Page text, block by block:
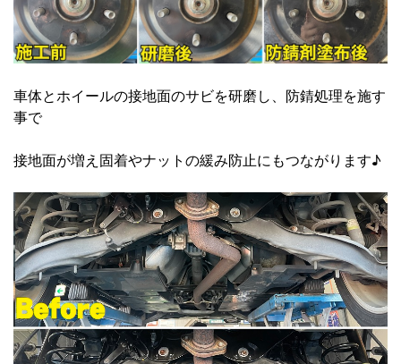
車体とホイールの接地面のサビを研磨し、防錆処理を施す
事で
接地面が増え固着やナットの緩み防止にもつながります♪